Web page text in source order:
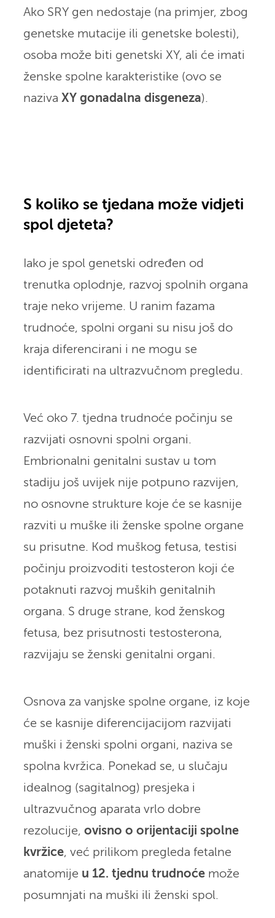
Ako SRY gen nedostaje (na primjer, zbog
genetske mutacije ili genetske bolesti),
osoba može biti genetski XY, ali će imati
ženske spolne karakteristike (ovo se
naziva XY gonadalna disgeneza).
S koliko se tjedana može vidjeti
spol djeteta?
Iako je spol genetski određen od
trenutka oplodnje, razvoj spolnih organa
traje neko vrijeme. U ranim fazama
trudnoće, spolni organi su nisu još do
kraja diferencirani i ne mogu se
identificirati na ultrazvučnom pregledu.
Već oko 7. tjedna trudnoće počinju se
razvijati osnovni spolni organi.
Embrionalni genitalni sustav u tom
stadiju još uvijek nije potpuno razvijen,
no osnovne strukture koje će se kasnije
razviti u muške ili ženske spolne organe
su prisutne. Kod muškog fetusa, testisi
počinju proizvoditi testosteron koji će
potaknuti razvoj muških genitalnih
organa. S druge strane, kod ženskog
fetusa, bez prisutnosti testosterona,
razvijaju se ženski genitalni organi.
Osnova za vanjske spolne organe, iz koje
će se kasnije diferencijacijom razvijati
muški i ženski spolni organi, naziva se
spolna kvržica. Ponekad se, u slučaju
idealnog (sagitalnog) presjeka i
ultrazvučnog aparata vrlo dobre
rezolucije, ovisno o orijentaciji spolne
kvržice, već prilikom pregleda fetalne
anatomije u 12. tjednu trudnoćemože
posumnjati na muški ili ženski spol.